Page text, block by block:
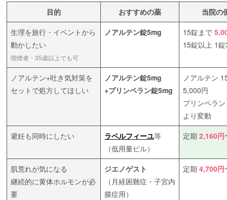
目的 おすすめの薬
当院の
生理を旅行・イベントから
動かしたい
喫煙者・35歳以上でも可
ノアルテン錠5mg 15錠まで
15錠以上 1
ノアルテン+吐き気対策を
セットで処方してほしい
ノアルテン錠5mg
+プリンペラン錠5mg
ノアルテン
5,000円
プリンペラ
より変動
避妊も同時にしたい
ラベルフィーユ等
（低用量ピル）
定期2,160円
肌荒れが気になる
継続的に黄体ホルモンが必
要
ジエノゲスト
（月経困難症・子宮内
膜症用）
定期4,700円